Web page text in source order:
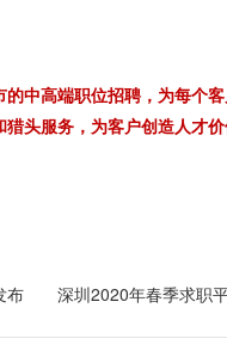
中高端职位招聘，为每个
头服务，为客户创造人才价
布 深圳2020年春季求职